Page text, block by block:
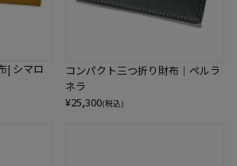
| シマロ
コンパクト三つ折り財布｜ペルラ
ネラ
¥25,300(税込)